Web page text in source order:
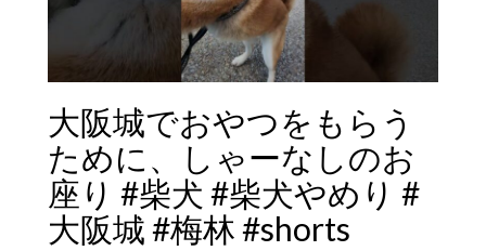
大阪城でおやつをもらう
ために、しゃーなしのお
座り #柴犬 #柴犬やめり #
大阪城 #梅林 #shorts